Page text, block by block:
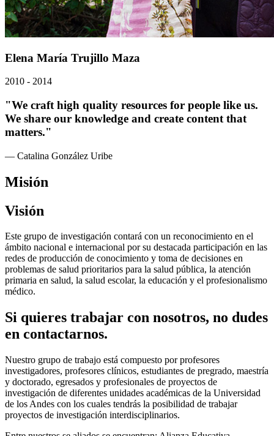
Elena María Trujillo Maza
2010 - 2014
"We craft high quality resources for people like us.
We share our knowledge and create content that
matters."
— Catalina González Uribe
Misión
Visión
Este grupo de investigación contará con un reconocimiento en el
ámbito nacional e internacional por su destacada participación en las
redes de producción de conocimiento y toma de decisiones en
problemas de salud prioritarios para la salud pública, la atención
primaria en salud, la salud escolar, la educación y el profesionalismo
médico.
Si quieres trabajar con nosotros, no dudes
en contactarnos.
Nuestro grupo de trabajo está compuesto por profesores
investigadores, profesores clínicos, estudiantes de pregrado, maestría
y doctorado, egresados y profesionales de proyectos de
investigación de diferentes unidades académicas de la Universidad
de los Andes con los cuales tendrás la posibilidad de trabajar
proyectos de investigación interdisciplinarios.